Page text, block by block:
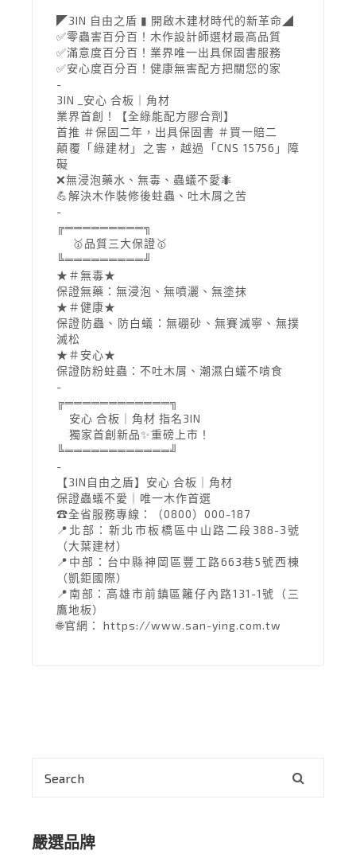
◤3IN 自由之盾 ▮ 開啟木建材時代的新革命◢
✅零蟲害百分百！木作設計師選材最高品質
✅滿意度百分百！業界唯一出具保固書服務
✅安心度百分百！健康無害配方把關您的家
-
3IN _安心 合板｜角材
業界首創！【全綠能配方膠合劑】
首推 ＃保固二年，出具保固書 ＃買一賠二
顛覆「綠建材」之害，越過「CNS 15756」障
礙
❌無浸泡藥水、無毒、蟲蟻不愛🐜
💪解決木作裝修後蛀蟲、吐木屑之苦
-
╔═════════╗
🥇品質三大保證🥇
╚═════════╝
★＃無毒★
保證無藥：無浸泡、無噴灑、無塗抹
★＃健康★
保證防蟲、防白蟻：無硼砂、無賽滅寧、無撲
滅松
★＃安心★
保證防粉蛀蟲：不吐木屑、潮濕白蟻不啃食
-
╔════════════╗
安心 合板｜角材 指名3IN
獨家首創新品✨重磅上市！
╚════════════╝
-
【3IN自由之盾】安心 合板｜角材
保證蟲蟻不愛｜唯一木作首選
☎全省服務專線：（0800）000-187
📍北部：新北市板橋區中山路二段388-3號
（大葉建材）
📍中部：台中縣神岡區豐工路663巷5號西棟
（凱鉅國際）
📍南部：高雄市前鎮區籬仔內路131-1號（三
鷹地板）
🌐官網： https://www.san-ying.com.tw
嚴選品牌